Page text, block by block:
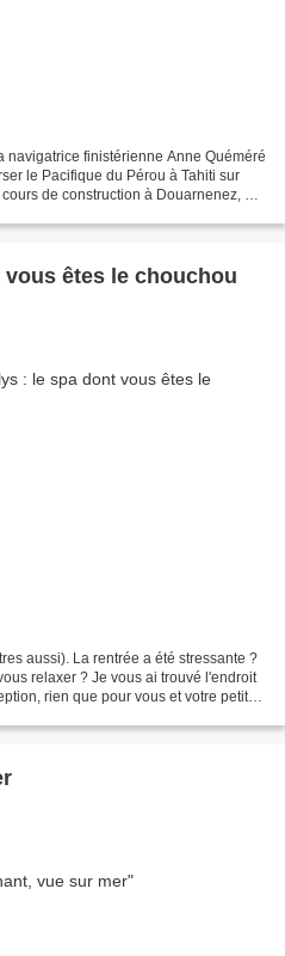
navigatrice finistérienne Anne Quéméré
le Pacifique du Pérou à Tahiti sur
de construction à Douarnenez, est
êtes le chouchou
aussi). La rentrée a été stressante ?
relaxer ? Je vous ai trouvé l'endroit
rien que pour vous et votre petit